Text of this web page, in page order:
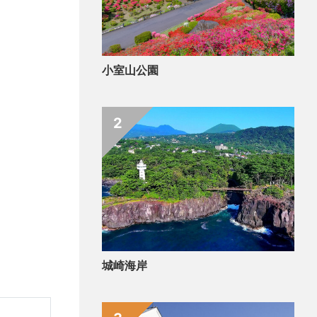
小室山公園
城崎海岸
2